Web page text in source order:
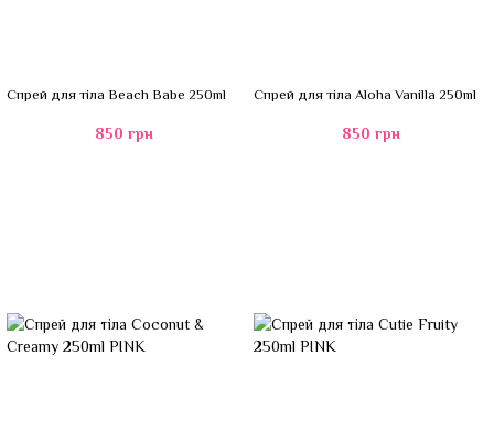
Спрей для тіла Beach Babe 250ml
850 грн
Спрей для тіла Aloha Vanilla 250ml
850 грн